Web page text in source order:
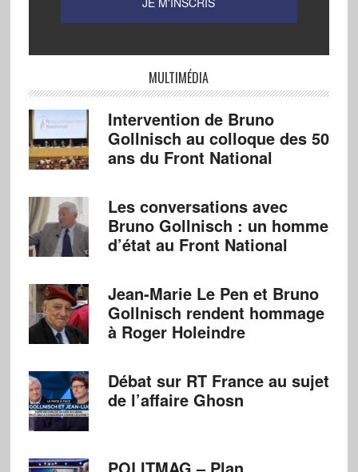
MULTIMÉDIA
Intervention de Bruno
Gollnisch au colloque des 50
ans du Front National
Les conversations avec
Bruno Gollnisch : un homme
d’état au Front National
Jean-Marie Le Pen et Bruno
Gollnisch rendent hommage
à Roger Holeindre
Débat sur RT France au sujet
de l’affaire Ghosn